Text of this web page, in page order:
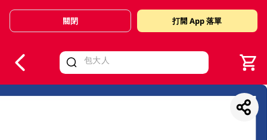
Valid Until 30 June 2026
關閉 打開 App 落單